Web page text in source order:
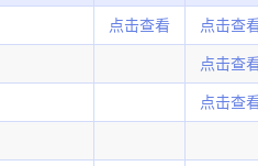
点击查看 点击查
点击查
点击查